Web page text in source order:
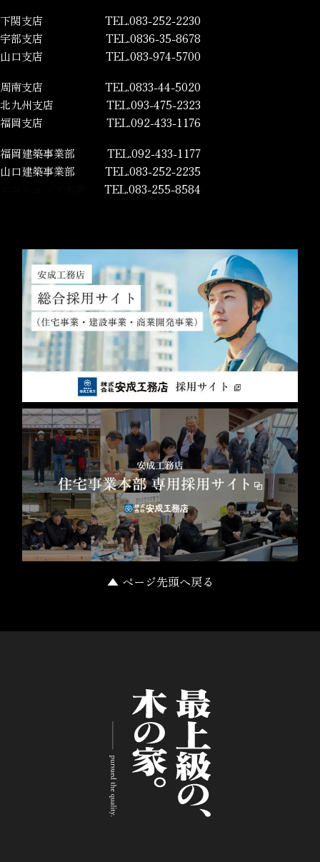
下関支店
TEL.083-252-2230
宇部支店
TEL.0836-35-8678
山口支店
TEL.083-974-5700
周南支店
TEL.0833-44-5020
北九州支店
TEL.093-475-2323
福岡支店
TEL.092-433-1176
福岡建築事業部
TEL.092-433-1177
山口建築事業部
TEL.083-252-2235
TEL.083-255-8584
▲ ページ先頭へ戻る